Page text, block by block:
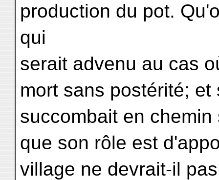
production du pot.
qui
serait advenu au cas
mort sans postérité;
succombait en
que son rôle est
village ne devrait-il